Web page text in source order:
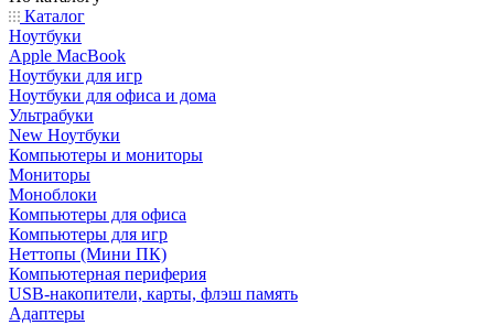
Каталог
Ноутбуки
Apple MacBook
Ноутбуки для игр
Ноутбуки для офиса и дома
Ультрабуки
New Ноутбуки
Компьютеры и мониторы
Мониторы
Моноблоки
Компьютеры для офиса
Компьютеры для игр
Неттопы (Мини ПК)
Компьютерная периферия
USB-накопители, карты, флэш память
Адаптеры